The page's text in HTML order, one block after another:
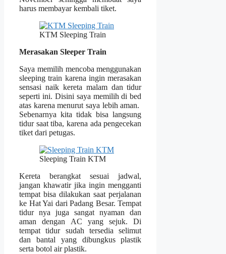
harus membayar kembali tiket.
KTM Sleeping Train
Merasakan Sleeper Train
Saya memilih mencoba menggunakan
sleeping train karena ingin merasakan
sensasi naik kereta malam dan tidur
seperti ini. Disini saya memilih di bed
atas karena menurut saya lebih aman.
Sebenarnya kita tidak bisa langsung
tidur saat tiba, karena ada pengecekan
tiket dari petugas.
Sleeping Train KTM
Kereta berangkat sesuai jadwal,
jangan khawatir jika ingin mengganti
tempat bisa dilakukan saat perjalanan
ke Hat Yai dari Padang Besar. Tempat
tidur nya juga sangat nyaman dan
aman dengan AC yang sejuk. Di
tempat tidur sudah tersedia selimut
dan bantal yang dibungkus plastik
serta botol air plastik.